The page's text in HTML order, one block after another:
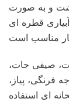
و به صورت
قطره ای
صیفی جات،
فرنگی، پیاز،
ای استفاده